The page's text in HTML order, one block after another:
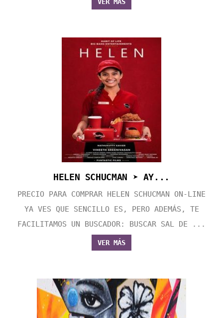
HELEN SCHUCMAN ➤ AY...
PRECIO PARA COMPRAR HELEN SCHUCMAN ON-LINE
YA VES QUE SENCILLO ES, PERO ADEMÁS, TE
FACILITAMOS UN BUSCADOR: BUSCAR SAL DE ...
VER MÁS